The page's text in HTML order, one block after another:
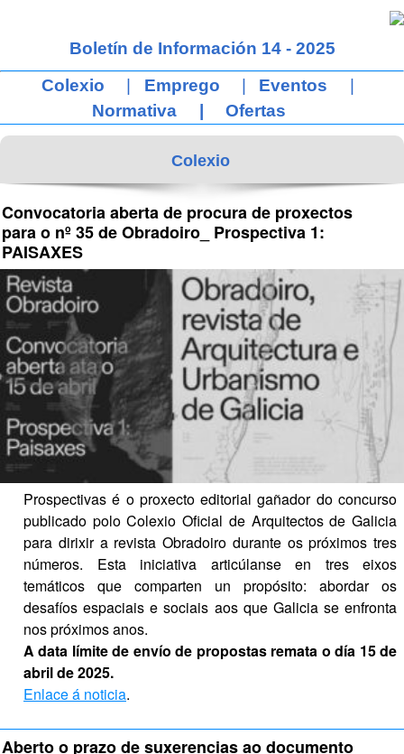
Boletín de Información 14 - 2025
Colexio
| Emprego | Eventos
|
Normativa
| Ofertas
Colexio
Convocatoria aberta de procura de proxectos
para o nº 35 de Obradoiro_ Prospectiva 1:
PAISAXES
Prospectivas é o proxecto editorial gañador do concurso
publicado polo Colexio Oficial de Arquitectos de Galicia
para dirixir a revista Obradoiro durante os próximos tres
números. Esta iniciativa articúlanse en tres eixos
temáticos que comparten un propósito: abordar os
desafíos espaciais e sociais aos que Galicia se enfronta
nos próximos anos.
A data límite de envío de propostas remata o día 15 de
abril de 2025.
Enlace á noticia.
Aberto o prazo de suxerencias ao documento